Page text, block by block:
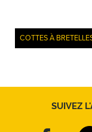
COTTES À
SUIVEZ